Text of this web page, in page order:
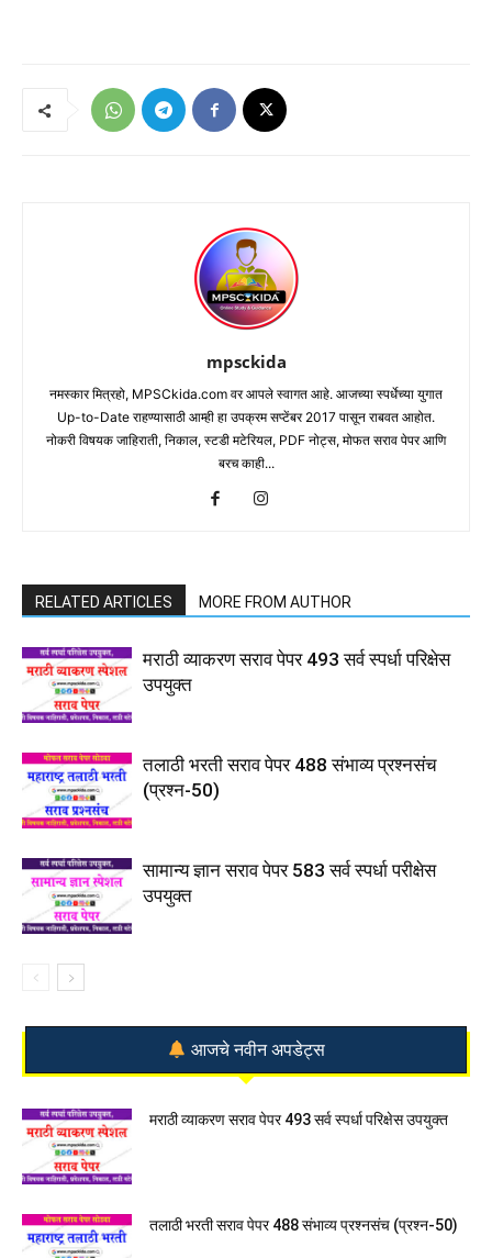
mpsckida
नमस्कार मित्रहो, MPSCkida.com वर आपले स्वागत आहे. आजच्या स्पर्धेच्या युगात
Up-to-Date राहण्यासाठी आम्ही हा उपक्रम सप्टेंबर 2017 पासून राबवत आहोत.
नोकरी विषयक जाहिराती, निकाल, स्टडी मटेरियल, PDF नोट्स, मोफत सराव पेपर आणि
बरच काही...
RELATED ARTICLES MORE FROM AUTHOR
मराठी व्याकरण सराव पेपर 493 सर्व स्पर्धा परिक्षेस
उपयुक्त
तलाठी भरती सराव पेपर 488 संभाव्य प्रश्नसंच
(प्रश्न-50)
सामान्य ज्ञान सराव पेपर 583 सर्व स्पर्धा परीक्षेस
उपयुक्त
आजचे नवीन अपडेट्स
मराठी व्याकरण सराव पेपर 493 सर्व स्पर्धा परिक्षेस उपयुक्त
तलाठी भरती सराव पेपर 488 संभाव्य प्रश्नसंच (प्रश्न-50)